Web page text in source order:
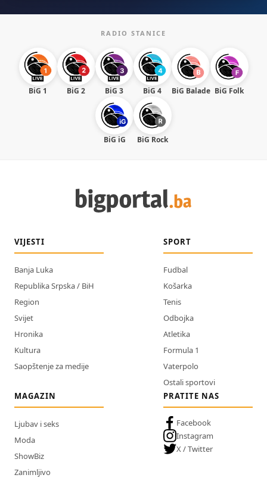
RADIO STANICE
BiG 1 BiG 2 BiG 3 BiG 4 BiG Balade BiG Folk
BiG iG BiG Rock
VIJESTI
Banja Luka
Republika Srpska / BiH
Region
Svijet
Hronika
Kultura
Saopštenje za medije
SPORT
Fudbal
Košarka
Tenis
Odbojka
Atletika
Formula 1
Vaterpolo
Ostali sportovi
MAGAZIN
Ljubav i seks
Moda
ShowBiz
Zanimljivo
PRATITE NAS
Facebook
Instagram
X / Twitter